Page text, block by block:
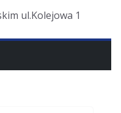
ul.Kolejowa 1